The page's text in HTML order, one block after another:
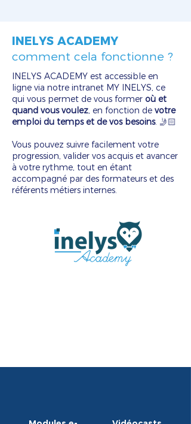
INELYS ACADEMY
comment cela fonctionne ?
INELYS ACADEMY est accessible en
ligne via notre intranet MY INELYS, ce
qui vous permet de vous former où et
quand vous voulez, en fonction de votre
emploi du temps et de vos besoins. 🤳🏻
Vous pouvez suivre facilement votre
progression, valider vos acquis et avancer
à votre rythme, tout en étant
accompagné par des formateurs et des
référents métiers internes.